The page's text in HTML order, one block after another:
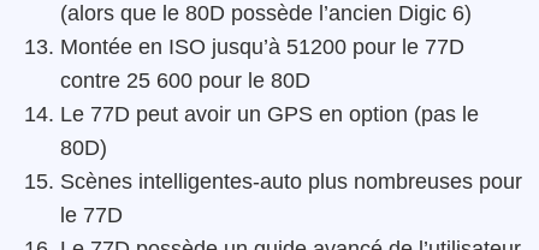
(alors que le 80D possède l’ancien Digic 6)
Montée en ISO jusqu’à 51200 pour le 77D
contre 25 600 pour le 80D
Le 77D peut avoir un GPS en option (pas le
80D)
Scènes intelligentes-auto plus nombreuses pour
le 77D